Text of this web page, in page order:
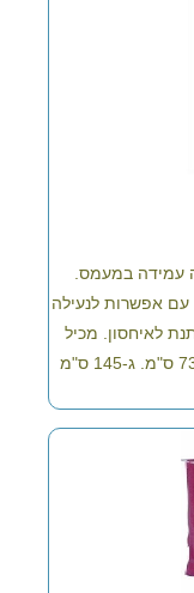
2מגשי תליה עמידה במעמס.
עם אפשרות לנעילה
לאיחסון. מכיל
כמות תליה מצטבר 12.8 מ'. מידות:א-73.5 ס"מ. ג-145 ס"מ